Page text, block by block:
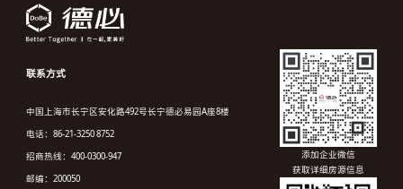
联系方式
中国上海市长宁区安化路492号长宁德必易园A座8楼
电话：86-21-3250 8752
招商热线：400-0300-947
邮编：200050
添加企业微信
获取详细房源信息